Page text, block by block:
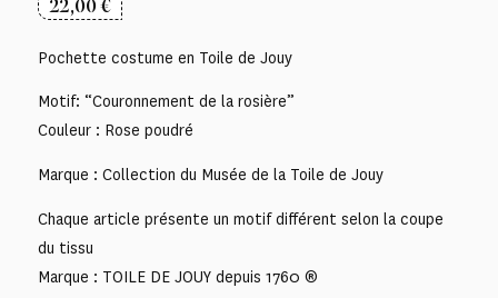
22,00€
Pochette costume en Toile de Jouy
Motif: “Couronnement de la rosière”
Couleur : Rose poudré
Marque : Collection du Musée de la Toile de Jouy
Chaque article présente un motif différent selon la coupe
du tissu
Marque : TOILE DE JOUY depuis 1760 ®